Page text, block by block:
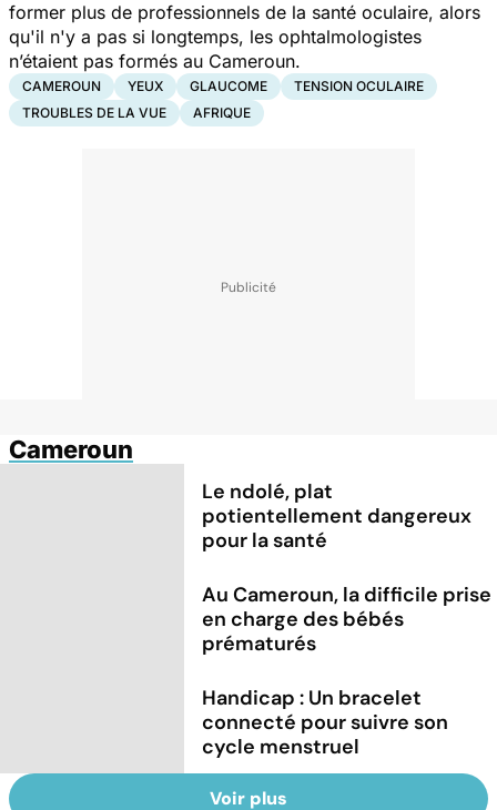
former plus de professionnels de la santé oculaire, alors
qu'il n'y a pas si longtemps, les ophtalmologistes
n’étaient pas formés au Cameroun.
CAMEROUN YEUX GLAUCOME
TENSION OCULAIRE
TROUBLES DE LA VUE
AFRIQUE
Cameroun
Le ndolé, plat
potientellement dangereux
pour la santé
Au Cameroun, la difficile prise
en charge des bébés
prématurés
Handicap : Un bracelet
connecté pour suivre son
cycle menstruel
Voir plus